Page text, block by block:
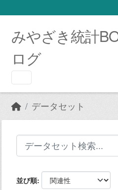
みやざき統計
ログ
データセット
並び順